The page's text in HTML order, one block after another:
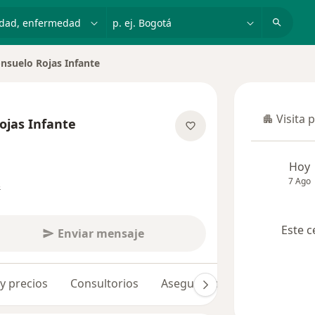
p. ej. Bogotá
Rojas Infante
Infante
Enviar mensaje
precios Consultorios Aseguradoras
Visita
Visita
Hoy
7 Ago
Este